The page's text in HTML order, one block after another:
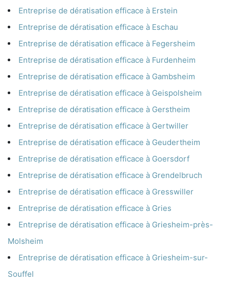
Entreprise de dératisation efficace à Erstein
Entreprise de dératisation efficace à Eschau
Entreprise de dératisation efficace à Fegersheim
Entreprise de dératisation efficace à Furdenheim
Entreprise de dératisation efficace à Gambsheim
Entreprise de dératisation efficace à Geispolsheim
Entreprise de dératisation efficace à Gerstheim
Entreprise de dératisation efficace à Gertwiller
Entreprise de dératisation efficace à Geudertheim
Entreprise de dératisation efficace à Goersdorf
Entreprise de dératisation efficace à Grendelbruch
Entreprise de dératisation efficace à Gresswiller
Entreprise de dératisation efficace à Gries
Entreprise de dératisation efficace à Griesheim-près-
Molsheim
Entreprise de dératisation efficace à Griesheim-sur-
Souffel